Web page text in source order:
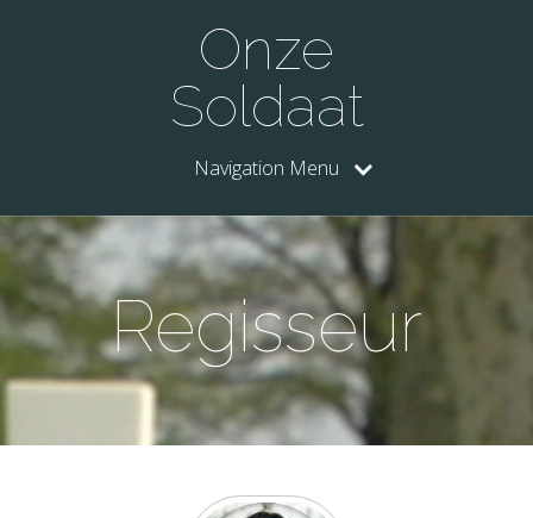
Onze
Soldaat
Navigation Menu
Regisseur